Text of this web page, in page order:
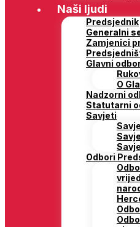
Naši ljudi
Predsjednik
Generalni
Zamjenici
Glavni
O
Nadzorni
Statutarni
Savjeti
Odbori